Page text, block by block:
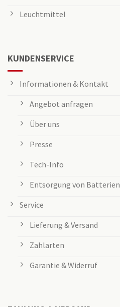
Leuchtmittel
KUNDENSERVICE
Informationen & Kontakt
Angebot anfragen
Über uns
Presse
Tech-Info
Entsorgung von Batterien
Service
Lieferung & Versand
Zahlarten
Garantie & Widerruf